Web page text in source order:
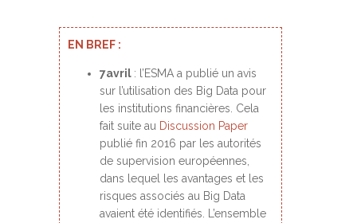
EN BREF :
7avril : l’ESMA a publié un avis
sur l’utilisation des Big Data pour
les institutions financières. Cela
fait suite au Discussion Paper
publié fin 2016 par les autorités
de supervision européennes,
dans lequel les avantages et les
risques associés au Big Data
avaient été identifiés. L’ensemble